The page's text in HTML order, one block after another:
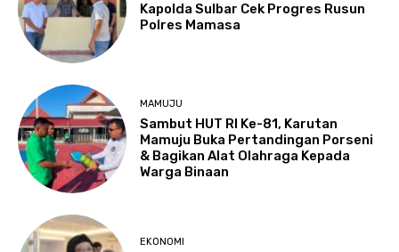
Kapolda Sulbar Cek Progres Rusun
Polres Mamasa
MAMUJU
Sambut HUT RI Ke-81, Karutan
Mamuju Buka Pertandingan Porseni
& Bagikan Alat Olahraga Kepada
Warga Binaan
EKONOMI